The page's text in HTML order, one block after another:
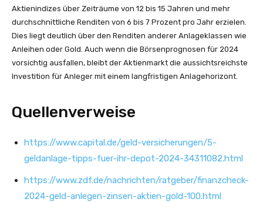
Aktienindizes über Zeiträume von 12 bis 15 Jahren und mehr
durchschnittliche Renditen von 6 bis 7 Prozent pro Jahr erzielen.
Dies liegt deutlich über den Renditen anderer Anlageklassen wie
Anleihen oder Gold. Auch wenn die Börsenprognosen für 2024
vorsichtig ausfallen, bleibt der Aktienmarkt die aussichtsreichste
Investition für Anleger mit einem langfristigen Anlagehorizont.
Quellenverweise
https://www.capital.de/geld-versicherungen/5-
geldanlage-tipps-fuer-ihr-depot-2024-34311082.html
https://www.zdf.de/nachrichten/ratgeber/finanzcheck-
2024-geld-anlegen-zinsen-aktien-gold-100.html